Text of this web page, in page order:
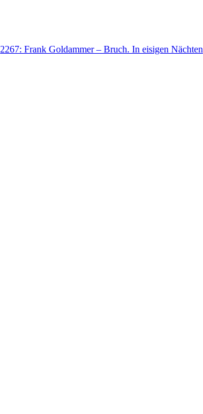
2267: Frank Goldammer – Bruch. In eisigen Nächten